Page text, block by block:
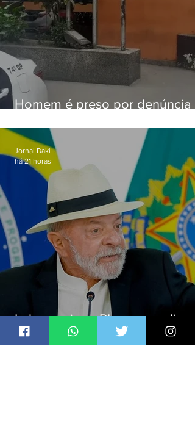
Homem é preso por denúncia
Alcântara
Lula sanciona PL que amplia
pena para crimes digitais
crianças
Jornal Daki
há 21 horas